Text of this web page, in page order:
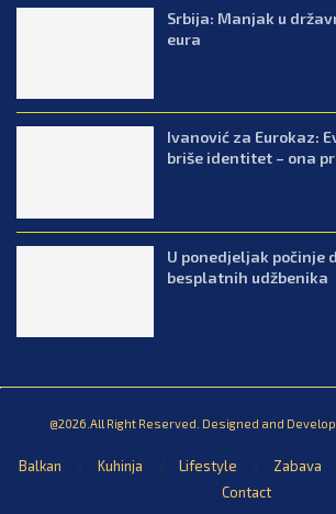
Srbija: Manjak u
eura
Ivanović za Eurokaz:
briše identitet – ona
U ponedjeljak počinje
besplatnih udžbenika
@2026.All Right Reserved. Designed and
Balkan Kuhinja Lifestyle Zabava
Contact